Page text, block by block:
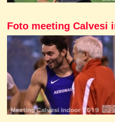
Foto meeting Calvesi